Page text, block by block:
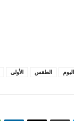
الأولى الطقس